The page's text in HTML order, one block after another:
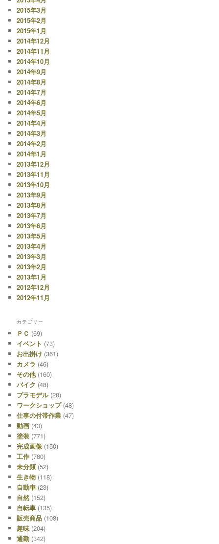
2015年3月
2015年2月
2015年1月
2014年12月
2014年11月
2014年10月
2014年9月
2014年8月
2014年7月
2014年6月
2014年5月
2014年4月
2014年3月
2014年2月
2014年1月
2013年12月
2013年11月
2013年10月
2013年9月
2013年8月
2013年7月
2013年6月
2013年5月
2013年4月
2013年3月
2013年2月
2013年1月
2012年12月
2012年11月
カテゴリー
ＰＣ (69)
イベント (73)
お出掛け (361)
カメラ (46)
その他(160)
バイク (48)
プラモデル(28)
ワークショップ(48)
仕事の付帯作業 (47)
動画 (43)
塗装 (771)
完成画像 (150)
工作 (780)
未分類(52)
生き物 (118)
自動車 (23)
自然 (152)
自転車 (135)
販売商品 (108)
趣味(204)
通勤 (342)